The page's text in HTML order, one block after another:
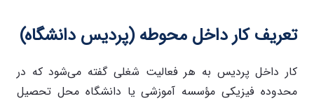
تعریف کار داخل محوطه (پردیس دانشگاه)
کار داخل پردیس به هر فعالیت شغلی گفته می‌شود که در
محدوده فیزیکی مؤسسه آموزشی یا دانشگاه محل تحصیل